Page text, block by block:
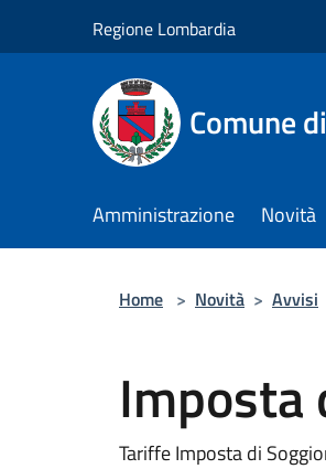
Regione Lombardia
Comune
Amministrazione Novità
Home > Novità > Avvisi
Imposta
Tariffe Imposta di